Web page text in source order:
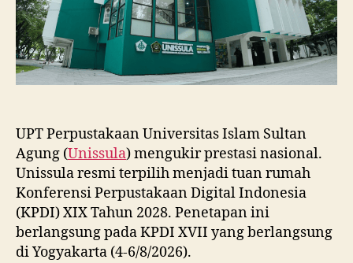
UPT Perpustakaan Universitas Islam Sultan
Agung (Unissula) mengukir prestasi nasional.
Unissula resmi terpilih menjadi tuan rumah
Konferensi Perpustakaan Digital Indonesia
(KPDI) XIX Tahun 2028. Penetapan ini
berlangsung pada KPDI XVII yang berlangsung
di Yogyakarta (4-6/8/2026).